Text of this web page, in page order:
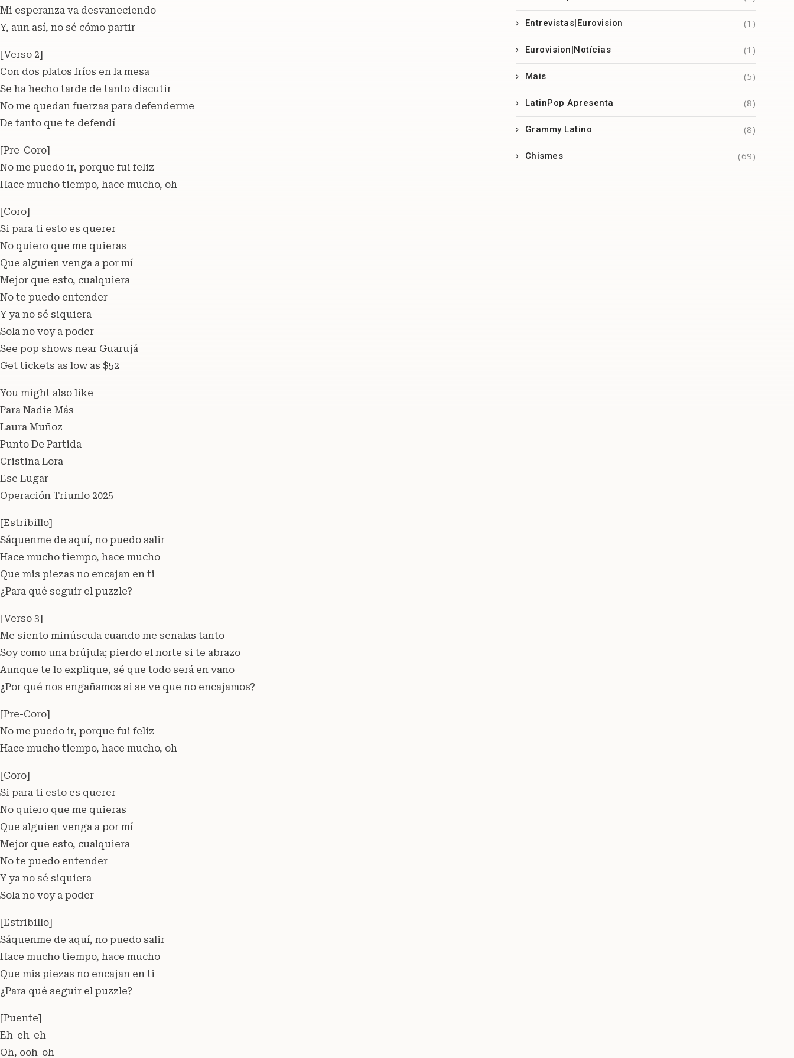
Mi esperanza va desvaneciendo
Y, aun así, no sé cómo partir
[Verso 2]
Con dos platos fríos en la mesa
Se ha hecho tarde de tanto discutir
No me quedan fuerzas para defenderme
De tanto que te defendí
[Pre-Coro]
No me puedo ir, porque fui feliz
Hace mucho tiempo, hace mucho, oh
[Coro]
Si para ti esto es querer
No quiero que me quieras
Que alguien venga a por mí
Mejor que esto, cualquiera
No te puedo entender
Y ya no sé siquiera
Sola no voy a poder
See pop shows near Guarujá
Get tickets as low as $52
You might also like
Para Nadie Más
Laura Muñoz
Punto De Partida
Cristina Lora
Ese Lugar
Operación Triunfo 2025
[Estribillo]
Sáquenme de aquí, no puedo salir
Hace mucho tiempo, hace mucho
Que mis piezas no encajan en ti
¿Para qué seguir el puzzle?
[Verso 3]
Me siento minúscula cuando me señalas tanto
Soy como una brújula; pierdo el norte si te abrazo
Aunque te lo explique, sé que todo será en vano
¿Por qué nos engañamos si se ve que no encajamos?
[Pre-Coro]
No me puedo ir, porque fui feliz
Hace mucho tiempo, hace mucho, oh
[Coro]
Si para ti esto es querer
No quiero que me quieras
Que alguien venga a por mí
Mejor que esto, cualquiera
No te puedo entender
Y ya no sé siquiera
Sola no voy a poder
[Estribillo]
Sáquenme de aquí, no puedo salir
Hace mucho tiempo, hace mucho
Que mis piezas no encajan en ti
¿Para qué seguir el puzzle?
[Puente]
Eh-eh-eh
Oh, ooh-oh
Entrevistas|Eurovision (1)
Eurovision|Notícias (1)
Mais (5)
LatinPop Apresenta (8)
Grammy Latino (8)
Chismes (69)